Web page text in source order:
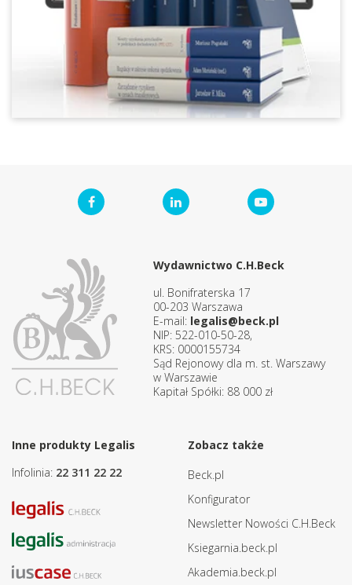
Wydawnictwo C.H.Beck
ul. Bonifraterska 17
00-203 Warszawa
E-mail: legalis@beck.pl
NIP: 522-010-50-28,
KRS: 0000155734
Sąd Rejonowy dla m. st. Warszawy
w Warszawie
Kapitał Spółki: 88 000 zł
Inne produkty Legalis
Infolinia: 22 311 22 22
Zobacz także
Beck.pl
Konfigurator
Newsletter Nowości C.H.Beck
Ksiegarnia.beck.pl
Akademia.beck.pl